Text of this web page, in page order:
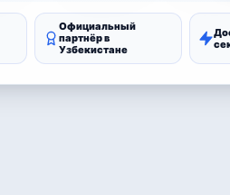
Официальный
партнёр в
Узбекистане